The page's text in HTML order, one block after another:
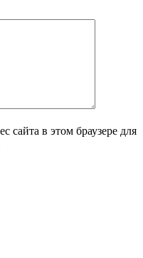
сайта в этом браузере для